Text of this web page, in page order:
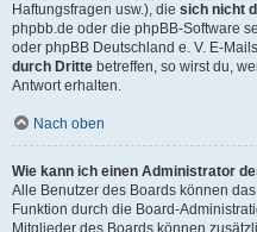
Haftungsfragen usw.), die sich nicht
phpbb.de oder die phpBB-Software
oder phpBB Deutschland e. V. E-
durch Dritte betreffen, so wirst du,
Antwort erhalten.
Nach oben
Wie kann ich einen Administrator
Alle Benutzer des Boards können
Funktion durch die Board-
Mitglieder des Boards können